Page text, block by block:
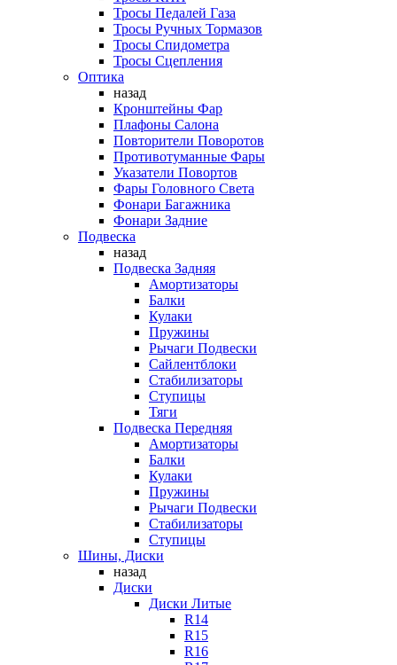
Тросы Педалей Газа
Тросы Ручных Тормазов
Тросы Спидометра
Тросы Сцепления
Оптика
назад
Кронштейны Фар
Плафоны Салона
Повторители Поворотов
Противотуманные Фары
Указатели Повортов
Фары Головного Света
Фонари Багажника
Фонари Задние
Подвеска
назад
Подвеска Задняя
Амортизаторы
Балки
Кулаки
Пружины
Рычаги Подвески
Сайлентблоки
Стабилизаторы
Ступицы
Тяги
Подвеска Передняя
Амортизаторы
Балки
Кулаки
Пружины
Рычаги Подвески
Стабилизаторы
Ступицы
Шины, Диски
назад
Диски
Диски Литые
R14
R15
R16